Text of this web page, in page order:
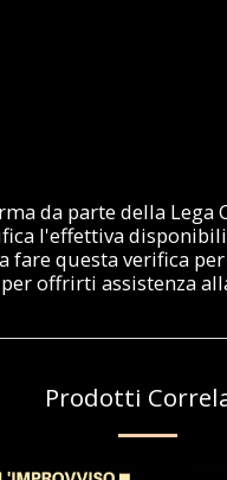
da parte della Lega
l'effettiva
questa verifica
offrirti assistenza
Prodotti